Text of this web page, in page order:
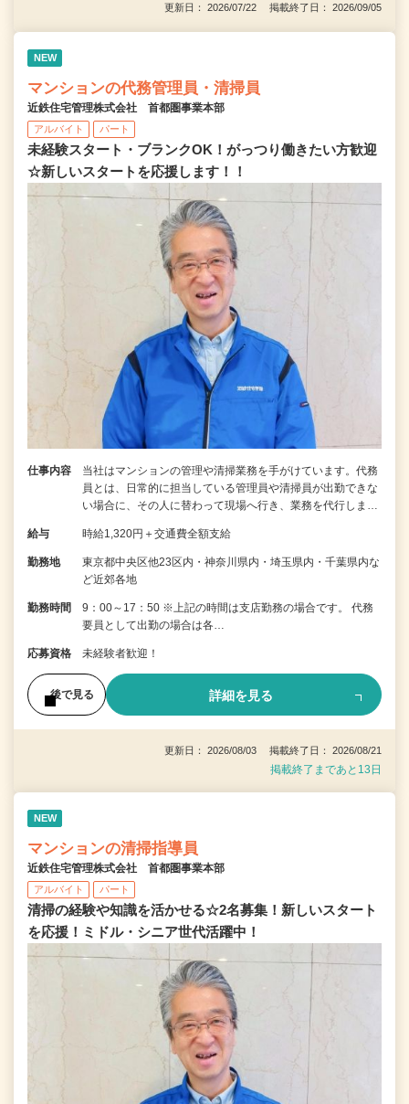
更新日： 2026/07/22 掲載終了日： 2026/09/05
NEW
マンションの代務管理員・清掃員
近鉄住宅管理株式会社 首都圏事業本部
アルバイト パート
未経験スタート・ブランクOK！がっつり働きたい方歓迎
☆新しいスタートを応援します！！
仕事内容
当社はマンションの管理や清掃業務を手がけています。代務
員とは、日常的に担当している管理員や清掃員が出勤できな
い場合に、その人に替わって現場へ行き、業務を代行しま…
給与 時給1,320円＋交通費全額支給
勤務地
東京都中央区他23区内・神奈川県内・埼玉県内・千葉県内な
ど近郊各地
勤務時間
9：00～17：50 ※上記の時間は支店勤務の場合です。 代務
要員として出勤の場合は各…
応募資格 未経験者歓迎！
後で見る 詳細を見る
更新日： 2026/08/03 掲載終了日： 2026/08/21
掲載終了まであと13日
NEW
マンションの清掃指導員
近鉄住宅管理株式会社 首都圏事業本部
アルバイト パート
清掃の経験や知識を活かせる☆2名募集！新しいスタート
を応援！ミドル・シニア世代活躍中！